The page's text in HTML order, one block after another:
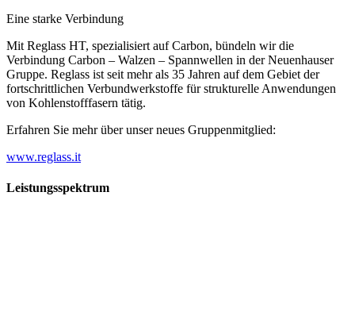
Eine starke Verbindung
Mit Reglass HT, spezialisiert auf Carbon, bündeln wir die
Verbindung Carbon – Walzen – Spannwellen in der Neuenhauser
Gruppe. Reglass ist seit mehr als 35 Jahren auf dem Gebiet der
fortschrittlichen Verbundwerkstoffe für strukturelle Anwendungen
von Kohlenstofffasern tätig.
Erfahren Sie mehr über unser neues Gruppenmitglied:
www.reglass.it
Leistungsspektrum